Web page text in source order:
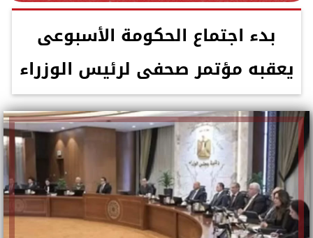
بدء اجتماع الحكومة الأسبوعى
يعقبه مؤتمر صحفى لرئيس الوزراء